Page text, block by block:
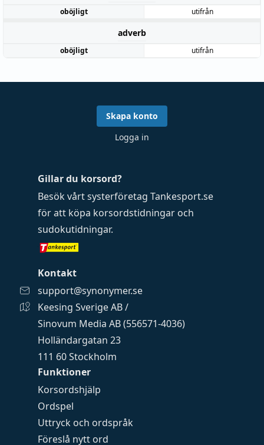
oböjligt utifrån
adverb
oböjligt utifrån
Funktioner
Korsordshjälp
Ordspel
Uttryck och ordspråk
Föreslå nytt ord
Gillar du korsord?
Besök vårt systerföretag Tankesport.se
för att köpa korsordstidningar och
sudokutidningar.
Kontakt
support@synonymer.se
Keesing Sverige AB /
Sinovum Media AB (556571-4036)
Holländargatan 23
111 60 Stockholm
Skapa konto
Logga in